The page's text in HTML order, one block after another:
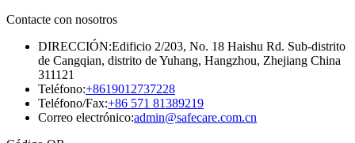
Contacte con nosotros
DIRECCIÓN:Edificio 2/203, No. 18 Haishu Rd. Sub-distrito
de Cangqian, distrito de Yuhang, Hangzhou, Zhejiang China
311121
Teléfono:+8619012737228
Teléfono/Fax:+86 571 81389219
Correo electrónico:admin@safecare.com.cn